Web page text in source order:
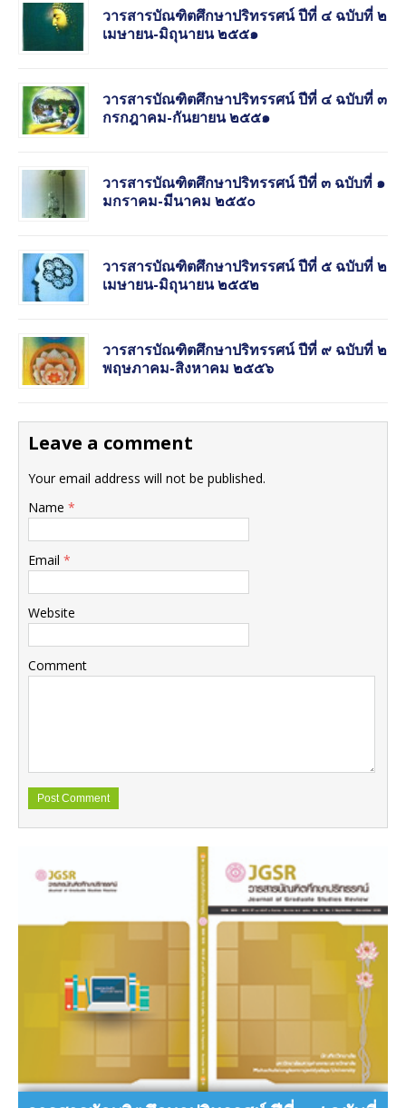
วารสารบัณฑิตศึกษาปริทรรศน์ ปีที่ ๔ ฉบับที่ ๒
เมษายน-มิถุนายน ๒๕๕๑
วารสารบัณฑิตศึกษาปริทรรศน์ ปีที่ ๔ ฉบับที่ ๓
กรกฎาคม-กันยายน ๒๕๕๑
วารสารบัณฑิตศึกษาปริทรรศน์ ปีที่ ๓ ฉบับที่ ๑
มกราคม-มีนาคม ๒๕๕๐
วารสารบัณฑิตศึกษาปริทรรศน์ ปีที่ ๕ ฉบับที่ ๒
เมษายน-มิถุนายน ๒๕๕๒
วารสารบัณฑิตศึกษาปริทรรศน์ ปีที่ ๙ ฉบับที่ ๒
พฤษภาคม-สิงหาคม ๒๕๕๖
Leave a comment
Your email address will not be published.
Name *
Email *
Website
Comment